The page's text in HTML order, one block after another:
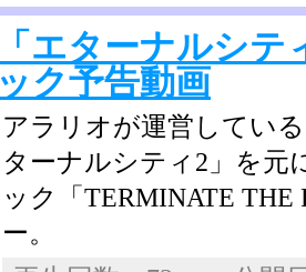
「エターナルシ
ック予告動画
アラリオが運営してい
ターナルシティ2」を元
ック「TERMINATE THE
ー。